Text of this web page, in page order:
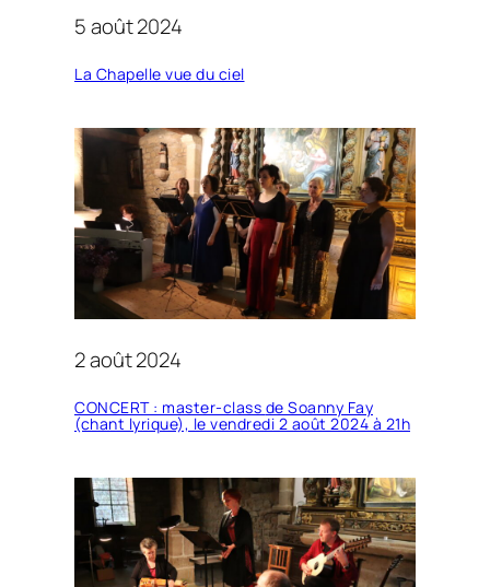
5 août 2024
La Chapelle vue du ciel
2 août 2024
CONCERT : master-class de Soanny Fay
(chant lyrique), le vendredi 2 août 2024 à 21h